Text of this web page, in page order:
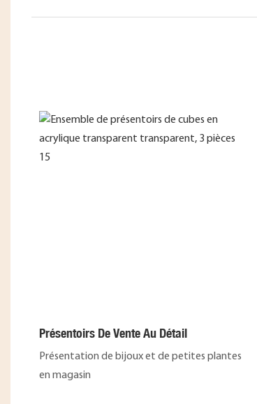
Présentoirs De Vente Au Détail
Présentation de bijoux et de petites plantes
en magasin